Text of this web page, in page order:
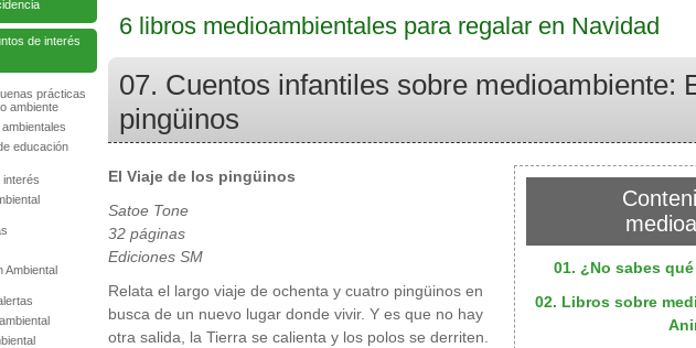
de interés
prácticas
ambiente
educación
interés
Ambiental
6 libros medioambientales para regalar en Navidad
07. Cuentos infantiles sobre medioambiente:
pingüinos
01. ¿No sabes
02. Libros sobre
El Viaje de los pingüinos
Satoe Tone
32 páginas
Ediciones SM
Relata el largo viaje de ochenta y cuatro pingüinos en
busca de un nuevo lugar donde vivir. Y es que no hay
otra salida, la Tierra se calienta y los polos se derriten.